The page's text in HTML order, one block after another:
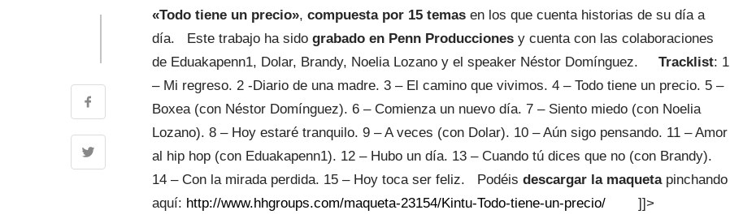
«Todo tiene un precio», compuesta por 15 temas en los que cuenta historias de su día a
día. Este trabajo ha sido grabado en Penn Producciones y cuenta con las colaboraciones
de Eduakapenn1, Dolar, Brandy, Noelia Lozano y el speaker Néstor Domínguez. Tracklist: 1
– Mi regreso. 2 -Diario de una madre. 3 – El camino que vivimos. 4 – Todo tiene un precio. 5 –
Boxea (con Néstor Domínguez). 6 – Comienza un nuevo día. 7 – Siento miedo (con Noelia
Lozano). 8 – Hoy estaré tranquilo. 9 – A veces (con Dolar). 10 – Aún sigo pensando. 11 – Amor
al hip hop (con Eduakapenn1). 12 – Hubo un día. 13 – Cuando tú dices que no (con Brandy).
14 – Con la mirada perdida. 15 – Hoy toca ser feliz. Podéis descargar la maquetapinchando
aquí: http://www.hhgroups.com/maqueta-23154/Kintu-Todo-tiene-un-precio/ ]]>